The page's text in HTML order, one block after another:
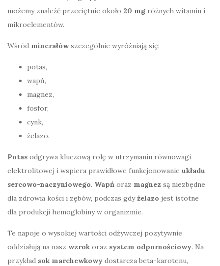
możemy znaleźć przeciętnie około 20 mg różnych witamin i
mikroelementów.
Wśród minerałów szczególnie wyróżniają się:
potas,
wapń,
magnez,
fosfor,
cynk,
żelazo.
Potas odgrywa kluczową rolę w utrzymaniu równowagi
elektrolitowej i wspiera prawidłowe funkcjonowanie układu
sercowo-naczyniowego. Wapń oraz magnez są niezbędne
dla zdrowia kości i zębów, podczas gdyżelazo jest istotne
dla produkcji hemoglobiny w organizmie.
Te napoje o wysokiej wartości odżywczej pozytywnie
oddziałują na nasz wzrok oraz system odpornościowy. Na
przykład sok marchewkowy dostarcza beta-karotenu,